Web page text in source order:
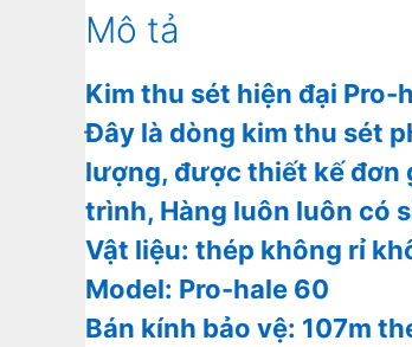
Mô tả
Kim thu sét hiện đại Pro-
Đây là dòng kim thu sét
lượng, được thiết kế đơn
trình, Hàng luôn luôn có
Vật liệu: thép không rỉ
Model: Pro-hale 60
Bán kính bảo vệ: 107m